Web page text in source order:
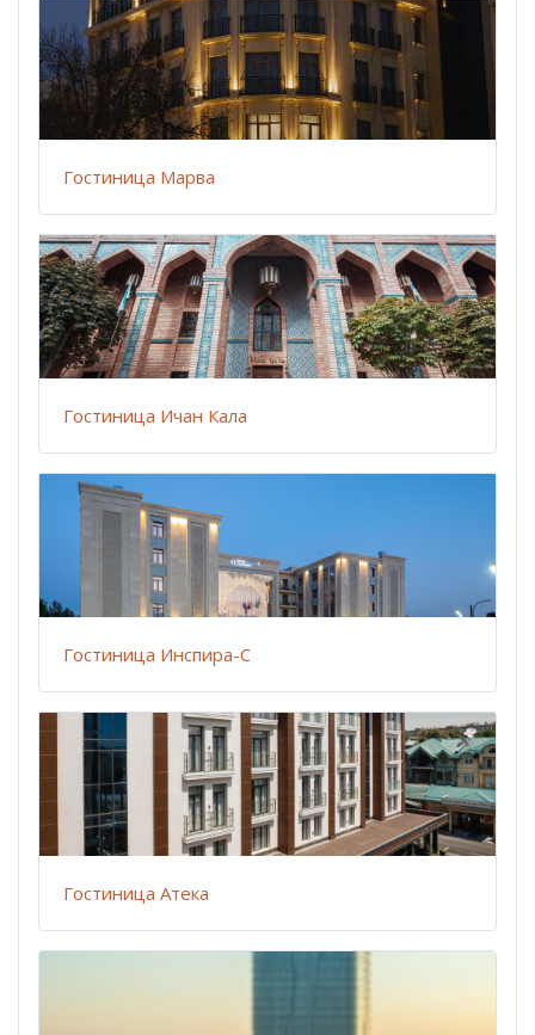
Гостиница Марва
Гостиница Ичан Кала
Гостиница Инспира-С
Гостиница Атека